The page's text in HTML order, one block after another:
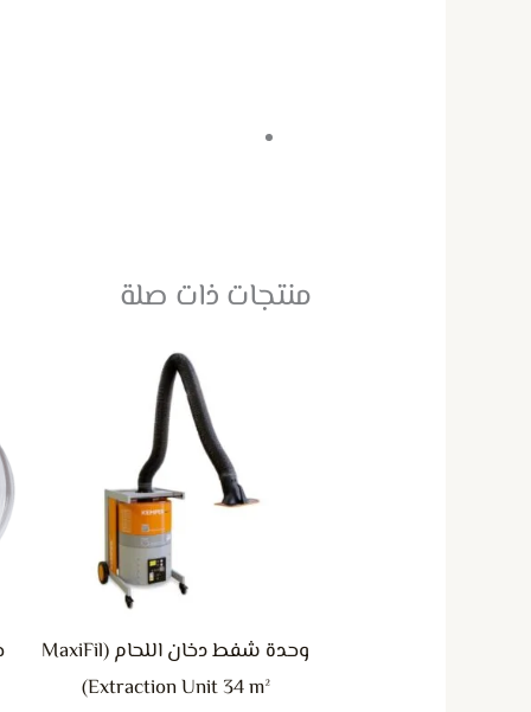
منتجات ذات صلة
وحدة شفط دخان اللحام (MaxiFil
Extraction Unit 34 m²)